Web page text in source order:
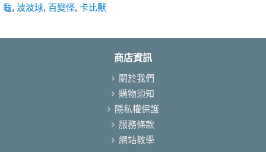
龜, 波波球, 百變怪, 卡比獸
商店資訊
關於我們
購物須知
隱私權保護
服務條款
網站教學